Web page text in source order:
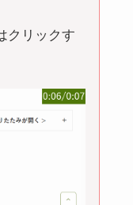
クリックす